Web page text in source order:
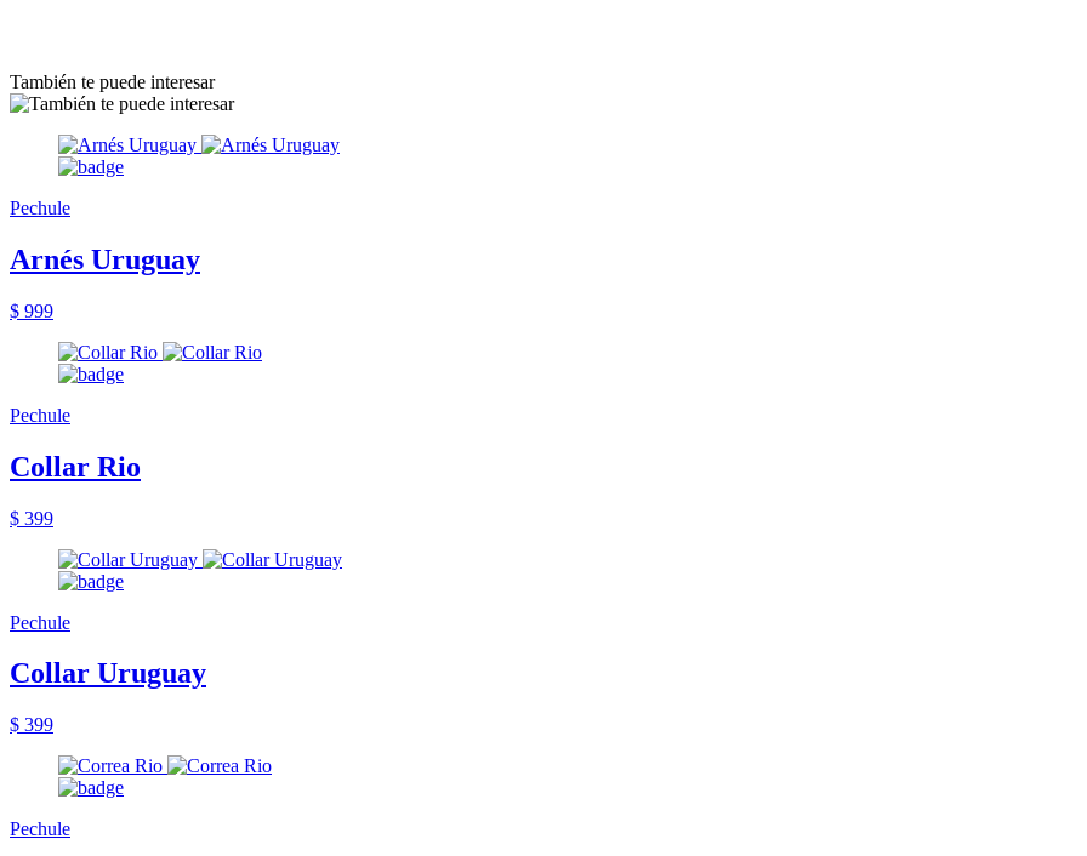
También te puede interesar
Pechule
Arnés Uruguay
$ 999
Pechule
Collar Rio
$ 399
Pechule
Collar Uruguay
$ 399
Pechule